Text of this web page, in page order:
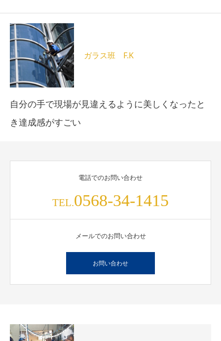
ガラス班 F.K
自分の手で現場が見違えるように美しくなったと
き達成感がすごい
電話でのお問い合わせ
TEL.0568-34-1415
メールでのお問い合わせ
お問い合わせ